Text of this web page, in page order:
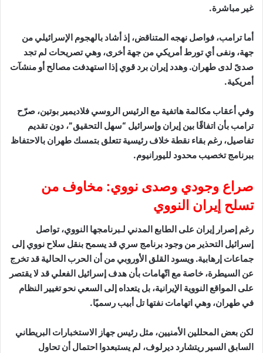
غير مباشرة.
أما ترامب، فواصل نهجه المتناقض، إذ أشاد بالهجوم الإسرائيلي من
جهة، ونفى أي تورط أمريكي من جهة أخرى، وهي تصريحات لم تجد
صدىً لدى طهران. وهدد إيران برد قوي إذا استهدفت مصالح أو منشآت
أمريكية.
وفي أعقاب مكالمة هاتفية مع الرئيس الروسي فلاديمير بوتين، صرّح
ترامب بأن اتفاقًا بين إيران وإسرائيل “سهل التحقيق”، دون تقديم
تفاصيل، رغم بقاء نقطة خلاف رئيسية تتعلق بتمسك طهران بالاحتفاظ
ببرنامج تخصيب محدود لليورانيوم.
صراع وجودي وصدى نووي: مخاوف من
تسلح إيران النووي
رغم إصرار إيران على الطابع المدني لـبرنامجها النووي، تواصل
إسرائيل التحذير من وجود برنامج سري قد يسمح بنقل سلاح نووي إلى
جماعات إرهابية. ويسود القلق الأوروبي من أن الحرب الحالية قد تخرج
عن السيطرة، خاصة مع اتّهامات بأن هدف إسرائيل الفعلي قد لا يقتصر
على المواقع النووية الإيرانية، بل يتعداه إلى السعي نحو تغيير النظام
في طهران، وهي اتهامات نفتها تل أبيب رسميًا.
لكن بعض المحللين الأمنيين، مثل رئيس جهاز الاستخبارات البريطاني
السابق السير ريتشارد ديرلوف، لم يستبعدوا احتمال أن تحاول